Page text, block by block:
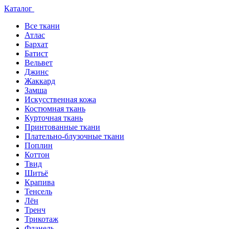
Каталог
Все ткани
Атлас
Бархат
Батист
Вельвет
Джинс
Жаккард
Замша
Искусственная кожа
Костюмная ткань
Курточная ткань
Принтованные ткани
Плательно-блузочные ткани
Поплин
Коттон
Твид
Шитьё
Крапива
Тенсель
Лён
Тренч
Трикотаж